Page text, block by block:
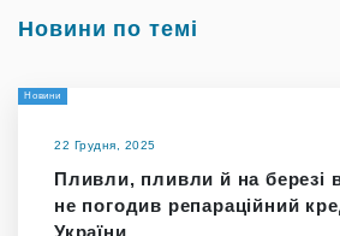
Новини по темі
Новини
22 Грудня, 2025
Пливли, пливли й на березі
не погодив репараційний
України